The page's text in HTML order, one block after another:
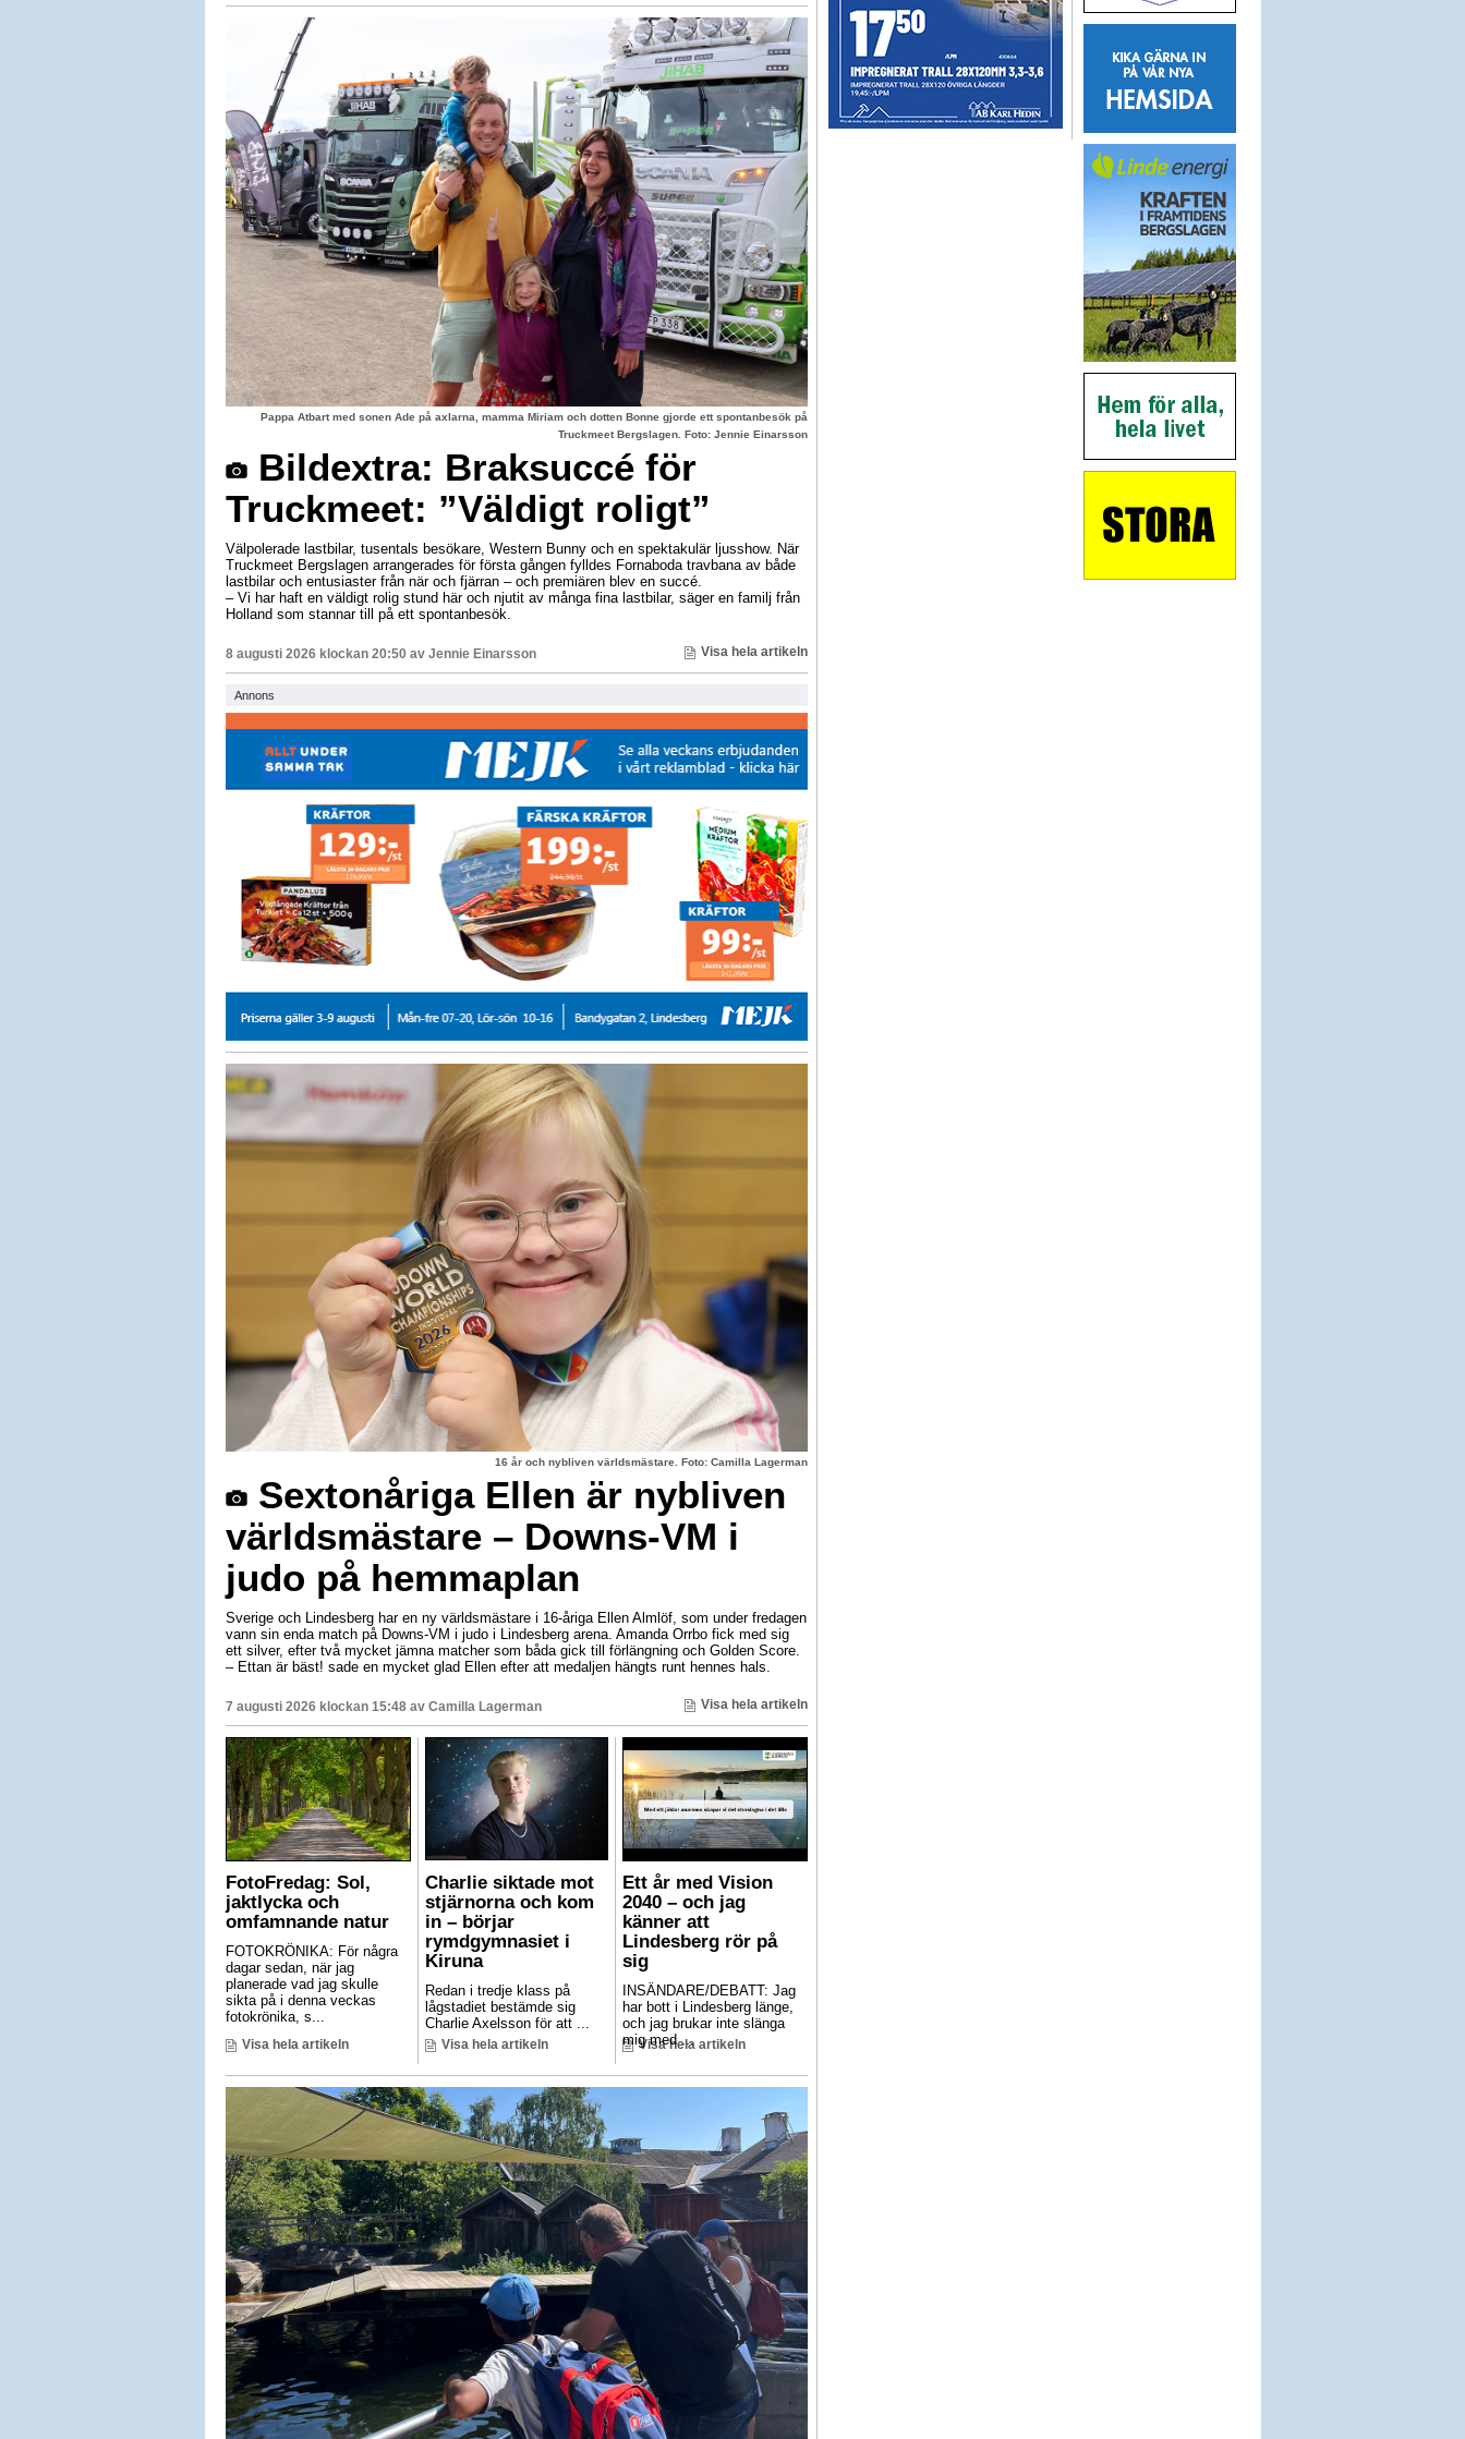
Pappa Atbart med sonen Ade på axlarna, mamma Miriam och dotten Bonne gjorde ett spontanbesök på
Truckmeet Bergslagen. Foto: Jennie Einarsson
Bildextra: Braksuccé för
Truckmeet: ”Väldigt roligt”
Välpolerade lastbilar, tusentals besökare, Western Bunny och en spektakulär ljusshow. När
Truckmeet Bergslagen arrangerades för första gången fylldes Fornaboda travbana av både
lastbilar och entusiaster från när och fjärran – och premiären blev en succé.
– Vi har haft en väldigt rolig stund här och njutit av många fina lastbilar, säger en familj från
Holland som stannar till på ett spontanbesök.
8 augusti 2026 klockan 20:50 av Jennie Einarsson Visa hela artikeln
Annons
16 år och nybliven världsmästare. Foto: Camilla Lagerman
Sextonåriga Ellen är nybliven
världsmästare – Downs-VM i
judo på hemmaplan
Sverige och Lindesberg har en ny världsmästare i 16-åriga Ellen Almlöf, som under fredagen
vann sin enda match på Downs-VM i judo i Lindesberg arena. Amanda Orrbo fick med sig
ett silver, efter två mycket jämna matcher som båda gick till förlängning och Golden Score.
– Ettan är bäst! sade en mycket glad Ellen efter att medaljen hängts runt hennes hals.
7 augusti 2026 klockan 15:48 av Camilla Lagerman Visa hela artikeln
FotoFredag: Sol,
jaktlycka och
omfamnande natur
FOTOKRÖNIKA: För några
dagar sedan, när jag
planerade vad jag skulle
sikta på i denna veckas
fotokrönika, s...
Visa hela artikeln
Charlie siktade mot
stjärnorna och kom
in – börjar
rymdgymnasiet i
Kiruna
Redan i tredje klass på
lågstadiet bestämde sig
Charlie Axelsson för att ...
Visa hela artikeln
Ett år med Vision
2040 – och jag
känner att
Lindesberg rör på
sig
INSÄNDARE/DEBATT: Jag
har bott i Lindesberg länge,
och jag brukar inte slänga
mig med ...
Visa hela artikeln